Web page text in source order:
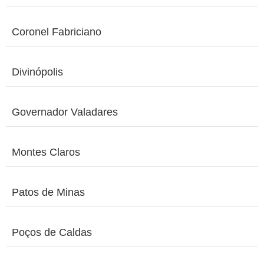
Coronel Fabriciano
Divinópolis
Governador Valadares
Montes Claros
Patos de Minas
Poços de Caldas